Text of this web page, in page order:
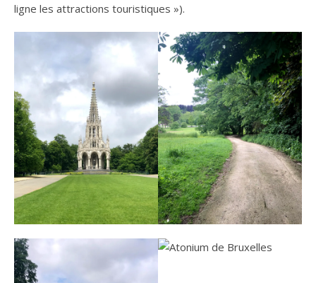
ligne les attractions touristiques »).